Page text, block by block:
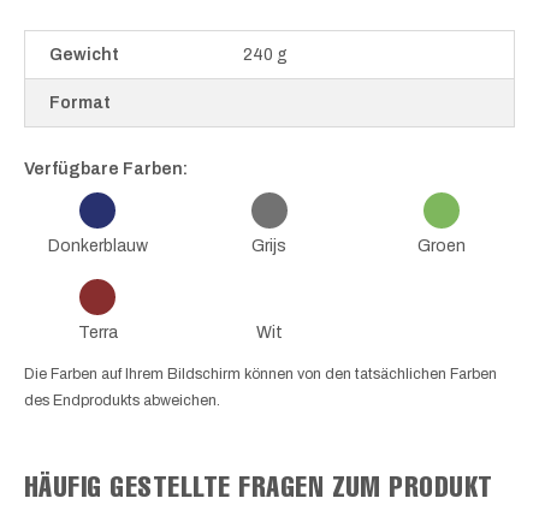
Gewicht 240 g
Format
Verfügbare Farben:
Donkerblauw Grijs Groen
Terra Wit
Die Farben auf Ihrem Bildschirm können von den tatsächlichen Farben
des Endprodukts abweichen.
HÄUFIG GESTELLTE FRAGEN ZUM PRODUKT